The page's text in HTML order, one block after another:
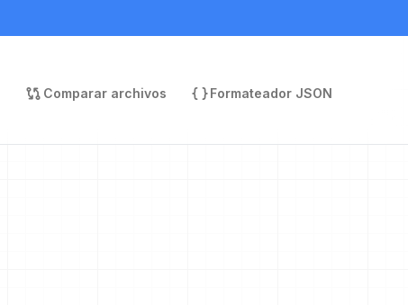
Comparar archivos
Formateador JSON